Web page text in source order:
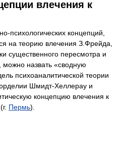
влечения к
психологических концепций,
на теорию влечения З.Фрейда,
существенного пересмотра и
можно назвать «сводную
психоаналитической теории
Шмидт-Хеллерау и
концепцию влечения к
Пермь).